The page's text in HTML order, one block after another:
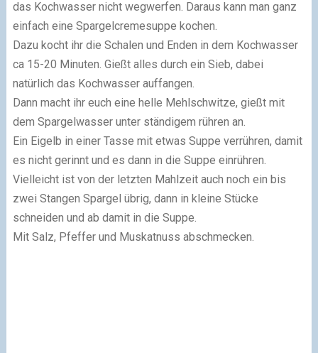
das Kochwasser nicht wegwerfen. Daraus kann man ganz
einfach eine Spargelcremesuppe kochen.
Dazu kocht ihr die Schalen und Enden in dem Kochwasser
ca 15-20 Minuten. Gießt alles durch ein Sieb, dabei
natürlich das Kochwasser auffangen.
Dann macht ihr euch eine helle Mehlschwitze, gießt mit
dem Spargelwasser unter ständigem rühren an.
Ein Eigelb in einer Tasse mit etwas Suppe verrühren, damit
es nicht gerinnt und es dann in die Suppe einrühren.
Vielleicht ist von der letzten Mahlzeit auch noch ein bis
zwei Stangen Spargel übrig, dann in kleine Stücke
schneiden und ab damit in die Suppe.
Mit Salz, Pfeffer und Muskatnuss abschmecken.